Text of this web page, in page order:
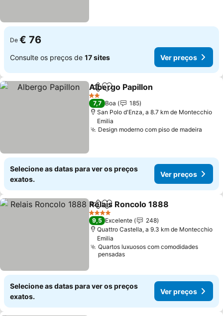
De € 76
Consulte os preços de 17 sites Ver preços
PartilharAdicionar aos favoritos
Albergo Papillon
2 Estrelas
7,7 Boa
185
San Polo d'Enza, a 8.7 km de Montecchio
Emilia
Design moderno com piso de madeira
Selecione as datas para ver os preços
exatos.
Ver preços
PartilharAdicionar aos favoritos
Relais Roncolo 1888
4 Estrelas
9,5 Excelente
248
Quattro Castella, a 9.3 km de Montecchio
Emilia
Quartos luxuosos com comodidades
pensadas
Selecione as datas para ver os preços
exatos.
Ver preços